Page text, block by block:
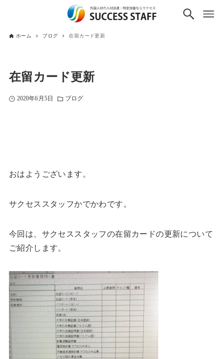
ホーム ブログ 在留カード更新
在留カード更新
2020年6月5日 ブログ
おはようございます。
サクセススタッフかでかわです。
今回は、サクセススタッフの在留カードの更新について
ご紹介します。